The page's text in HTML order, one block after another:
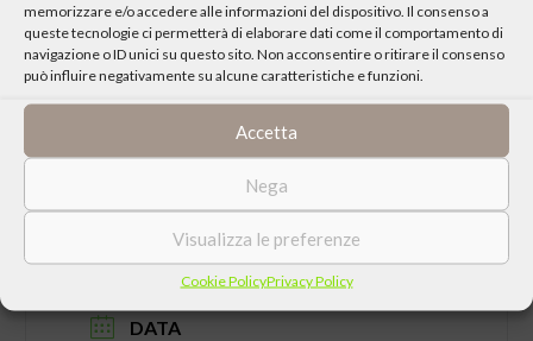
memorizzare e/o accedere alle informazioni del dispositivo. Il consenso a
queste tecnologie ci permetterà di elaborare dati come il comportamento di
navigazione o ID unici su questo sito. Non acconsentire o ritirare il consenso
può influire negativamente su alcune caratteristiche e funzioni.
Accetta
Nega
Visualizza le preferenze
Cookie PolicyPrivacy Policy
CONDIVIDI QUESTO EVENTO
DATA